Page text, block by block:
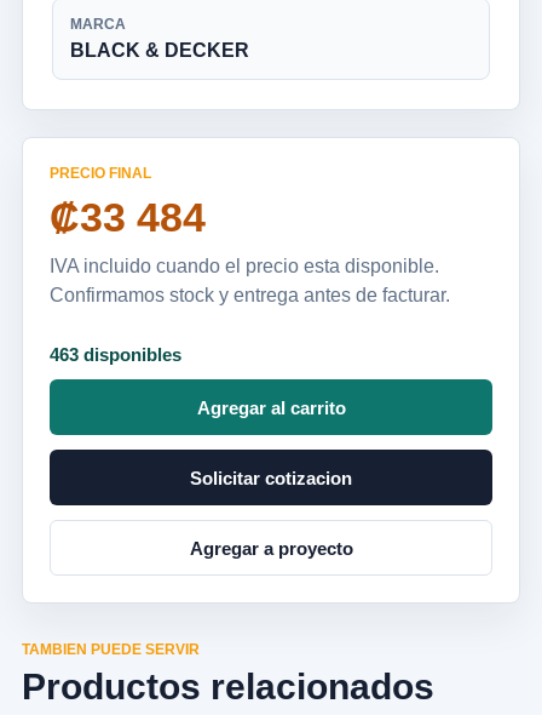
MARCA
BLACK & DECKER
PRECIO FINAL
₡33 484
IVA incluido cuando el precio esta disponible.
Confirmamos stock y entrega antes de facturar.
463 disponibles
Agregar al carrito
Solicitar cotizacion
Agregar a proyecto
TAMBIEN PUEDE SERVIR
Productos relacionados